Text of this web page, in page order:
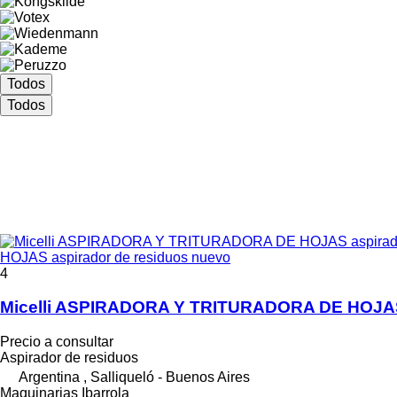
Todos
Todos
HOJAS aspirador de residuos nuevo
4
Micelli ASPIRADORA Y TRITURADORA DE
Precio a consultar
Aspirador de residuos
Argentina , Salliqueló - Buenos Aires
Maquinarias Ibarrola